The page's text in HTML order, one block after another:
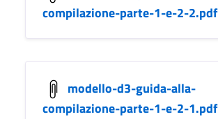
compilazione-parte-1-e-2-2.pdf
modello-d3-guida-alla-
compilazione-parte-1-e-2-1.pdf